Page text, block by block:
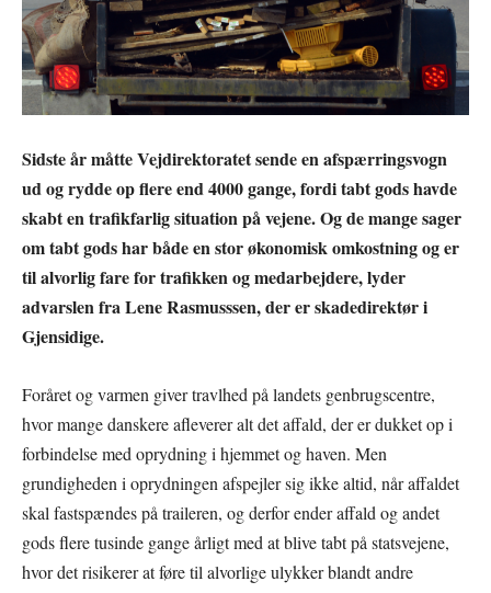
Sidste år måtte Vejdirektoratet sende en afspærringsvogn
ud og rydde op flere end 4000 gange, fordi tabt gods havde
skabt en trafikfarlig situation på vejene. Og de mange sager
om tabt gods har både en stor økonomisk omkostning og er
til alvorlig fare for trafikken og medarbejdere, lyder
advarslen fra Lene Rasmusssen, der er skadedirektør i
Gjensidige.
Foråret og varmen giver travlhed på landets genbrugscentre,
hvor mange danskere afleverer alt det affald, der er dukket op i
forbindelse med oprydning i hjemmet og haven. Men
grundigheden i oprydningen afspejler sig ikke altid, når affaldet
skal fastspændes på traileren, og derfor ender affald og andet
gods flere tusinde gange årligt med at blive tabt på statsvejene,
hvor det risikerer at føre til alvorlige ulykker blandt andre